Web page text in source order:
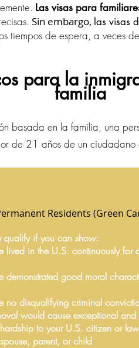
Las visas para
Sin embargo, las visas
tiempos de espera, a veces
para la
familia
basada en la familia, una
de 21 años de un ciudadano
Residents (Green
qualify if you can show:
lived in the U.S. continuously for
demonstrated good moral
no disqualifying criminal
would cause exceptional and
to your U.S. citizen or
parent, or child